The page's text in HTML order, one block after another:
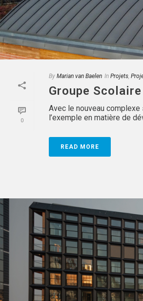
0
By Marian van Baelen In Projets
Groupe
Avec le nouveau complexe
l’exemple en matière de
READ MORE